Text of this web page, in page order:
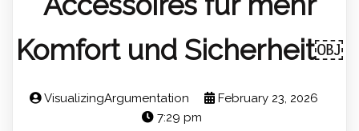
Komfort und Sicherheit￼
VisualizingArgumentation
February 23, 2026
7:29 pm